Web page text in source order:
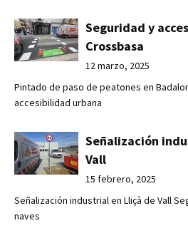
Seguridad y
Crossbasa
12 marzo, 2025
Pintado de paso de peatones en
accesibilidad urbana
Señalización
Vall
15 febrero, 2025
Señalización industrial en Lliçà de Vall
naves